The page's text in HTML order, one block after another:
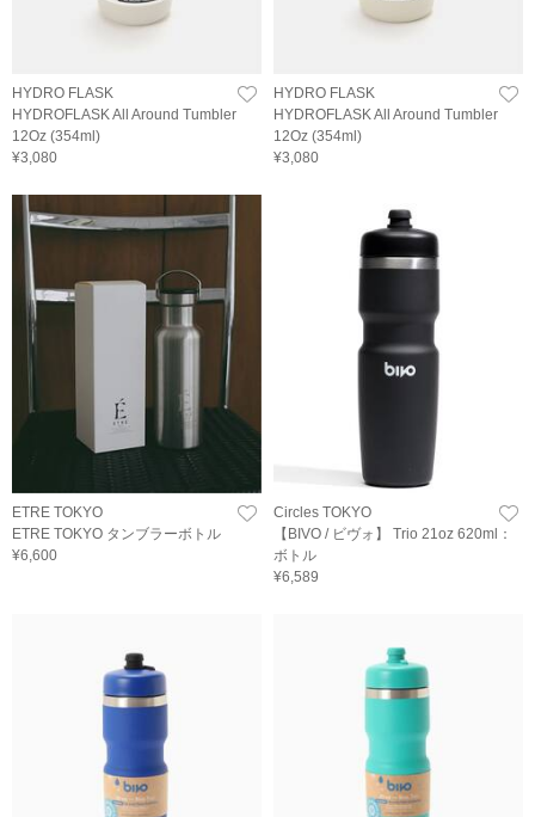
HYDRO FLASK
HYDROFLASK All Around Tumbler
12Oz (354ml)
¥3,080
HYDRO FLASK
HYDROFLASK All Around Tumbler
12Oz (354ml)
¥3,080
ETRE TOKYO
ETRE TOKYO タンブラーボトル
¥6,600
Circles TOKYO
【BIVO / ビヴォ】 Trio 21oz 620ml：
ボトル
¥6,589